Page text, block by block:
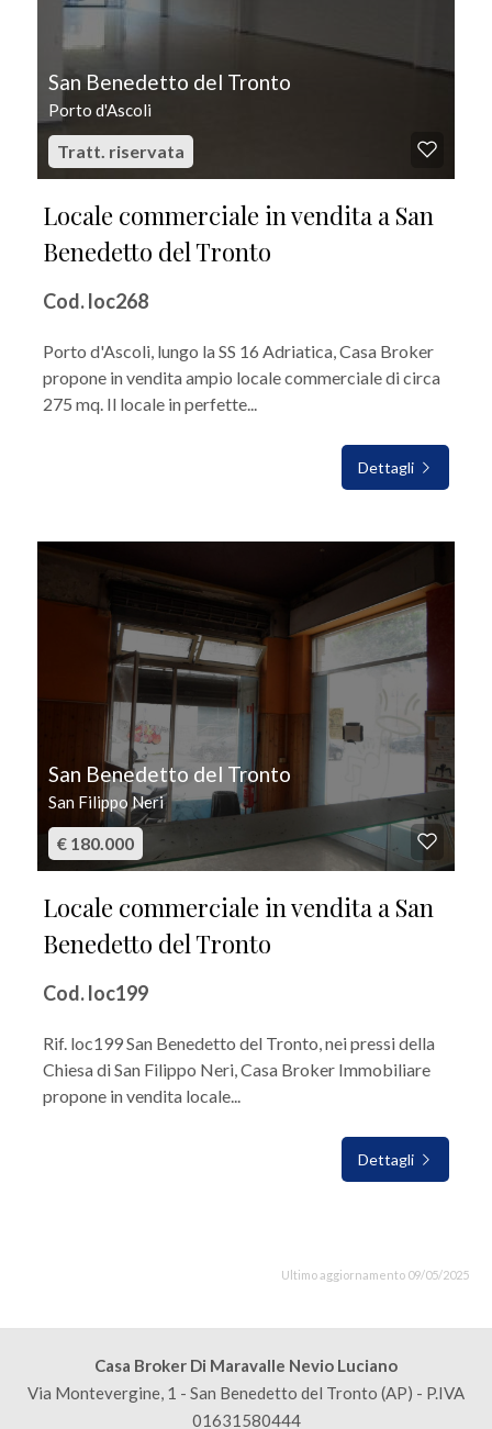
San Benedetto del Tronto
Porto d'Ascoli
Tratt. riservata
Locale commerciale in vendita a San
Benedetto del Tronto
Cod. loc268
Porto d'Ascoli, lungo la SS 16 Adriatica, Casa Broker
propone in vendita ampio locale commerciale di circa
275 mq. Il locale in perfette...
Dettagli
San Benedetto del Tronto
San Filippo Neri
€ 180.000
Locale commerciale in vendita a San
Benedetto del Tronto
Cod. loc199
Rif. loc199 San Benedetto del Tronto, nei pressi della
Chiesa di San Filippo Neri, Casa Broker Immobiliare
propone in vendita locale...
Dettagli
Ultimo aggiornamento 09/05/2025
Casa Broker Di Maravalle Nevio Luciano
Via Montevergine, 1 - San Benedetto del Tronto (AP) - P.IVA
01631580444